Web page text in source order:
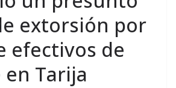
extorsión por
efectivos de
Tarija